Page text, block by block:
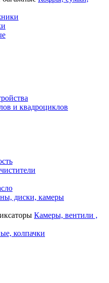
и квадроциклов
диски, камеры
Камеры, вентили ,
колпачки